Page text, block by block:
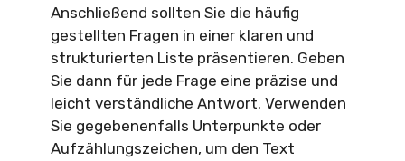
Anschließend sollten Sie die häufig
gestellten Fragen in einer klaren und
strukturierten Liste präsentieren. Geben
Sie dann für jede Frage eine präzise und
leicht verständliche Antwort. Verwenden
Sie gegebenenfalls Unterpunkte oder
Aufzählungszeichen, um den Text